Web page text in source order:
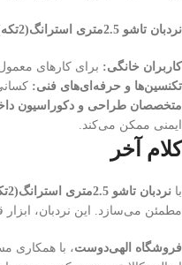
نردبان تاشو 2.5متری استرانگ(2تکه)
کاربران خانگی: برای کارهای
تکنسین‌ها و حرفه‌ای‌های فنی:
متخصصان طراحی و دکوراسیون
ایمنی ممکن می‌کند.
کلام آخر
با نردبان تاشو 2.5متری استرانگ(2تکه)
مطمئن می‌سازد. این نردبان،
فروشگاه الهی‌دوست، با همکاری